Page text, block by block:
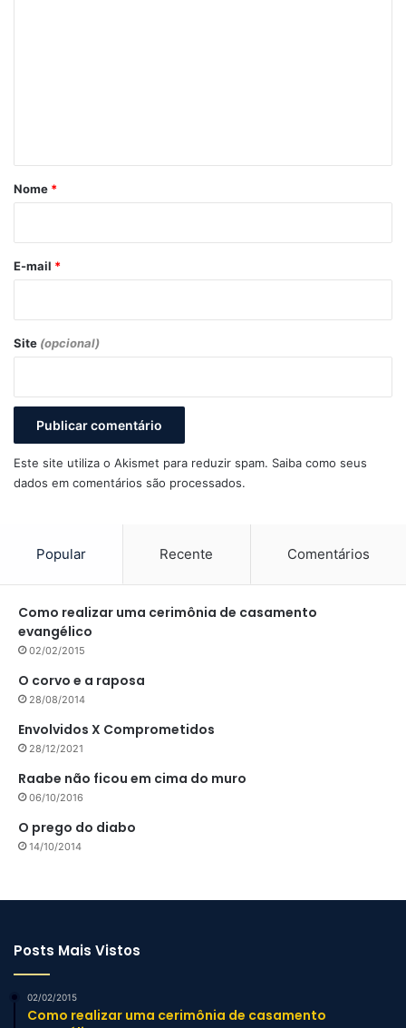
r
*
Nome *
E-mail *
Site (opcional)
Este site utiliza o Akismet para reduzir spam. Saiba como seus
dados em comentários são processados.
Popular Recente Comentários
Como realizar uma cerimônia de casamento
evangélico
02/02/2015
O corvo e a raposa
28/08/2014
Envolvidos X Comprometidos
28/12/2021
Raabe não ficou em cima do muro
06/10/2016
O prego do diabo
14/10/2014
Posts Mais Vistos
02/02/2015
Como realizar uma cerimônia de casamento